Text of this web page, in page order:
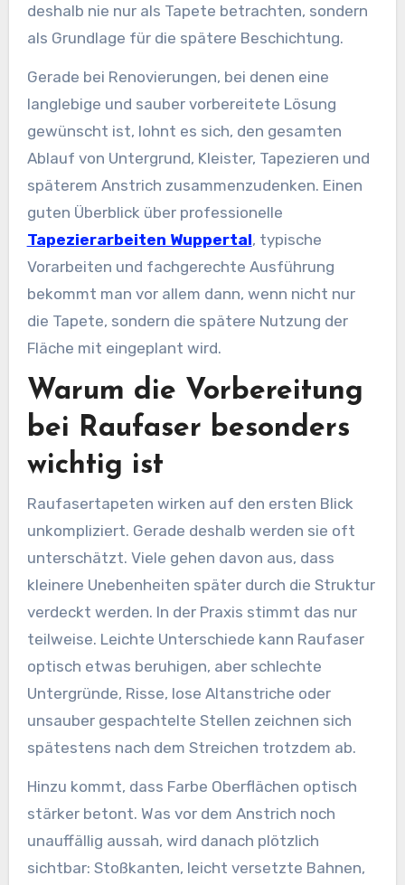
deshalb nie nur als Tapete betrachten, sondern
als Grundlage für die spätere Beschichtung.
Gerade bei Renovierungen, bei denen eine
langlebige und sauber vorbereitete Lösung
gewünscht ist, lohnt es sich, den gesamten
Ablauf von Untergrund, Kleister, Tapezieren und
späterem Anstrich zusammenzudenken. Einen
guten Überblick über professionelle
Tapezierarbeiten Wuppertal, typische
Vorarbeiten und fachgerechte Ausführung
bekommt man vor allem dann, wenn nicht nur
die Tapete, sondern die spätere Nutzung der
Fläche mit eingeplant wird.
Warum die Vorbereitung
bei Raufaser besonders
wichtig ist
Raufasertapeten wirken auf den ersten Blick
unkompliziert. Gerade deshalb werden sie oft
unterschätzt. Viele gehen davon aus, dass
kleinere Unebenheiten später durch die Struktur
verdeckt werden. In der Praxis stimmt das nur
teilweise. Leichte Unterschiede kann Raufaser
optisch etwas beruhigen, aber schlechte
Untergründe, Risse, lose Altanstriche oder
unsauber gespachtelte Stellen zeichnen sich
spätestens nach dem Streichen trotzdem ab.
Hinzu kommt, dass Farbe Oberflächen optisch
stärker betont. Was vor dem Anstrich noch
unauffällig aussah, wird danach plötzlich
sichtbar: Stoßkanten, leicht versetzte Bahnen,